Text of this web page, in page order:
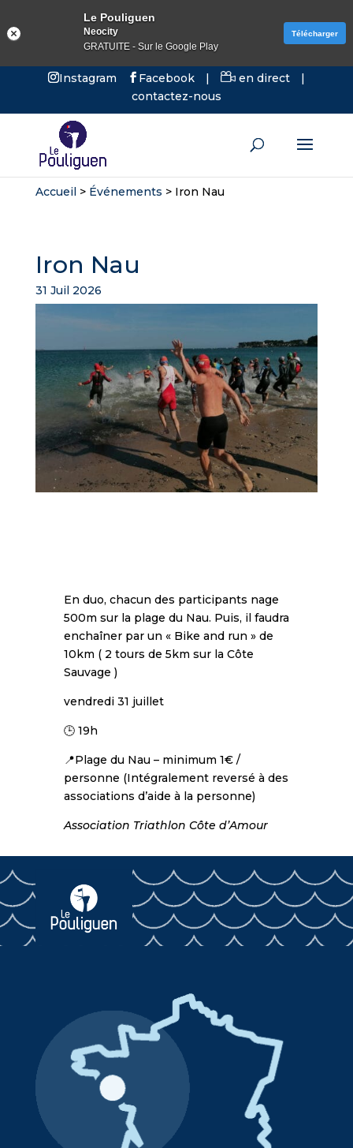
Instagram Facebook | en direct
|
contactez-nous
Accueil> Événements > Iron Nau
Iron Nau
31 Juil 2026
En duo, chacun des participants nage
500m sur la plage du Nau. Puis, il faudra
enchaîner par un « Bike and run » de
10km ( 2 tours de 5km sur la Côte
Sauvage )
vendredi 31 juillet
🕒 19h
📍Plage du Nau – minimum 1€ /
personne (Intégralement reversé à des
associations d’aide à la personne)
Association Triathlon Côte d’Amour
Le Pouliguen
Neocity
GRATUITE - Sur le Google Play
Télécharger